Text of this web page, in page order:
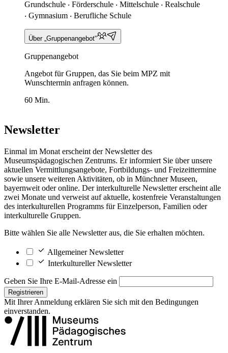
Grundschule ‧ Förderschule ‧ Mittelschule ‧ Realschule
‧ Gymnasium ‧ Berufliche Schule
Über „Gruppenangebot“
Gruppenangebot
Angebot für Gruppen, das Sie beim MPZ mit
Wunschtermin anfragen können.
60 Min.
Newsletter
Einmal im Monat erscheint der Newsletter des
Museumspädagogischen Zentrums. Er informiert Sie über unsere
aktuellen Vermittlungsangebote, Fortbildungs- und Freizeittermine
sowie unsere weiteren Aktivitäten, ob in Münchner Museen,
bayernweit oder online. Der interkulturelle Newsletter erscheint alle
zwei Monate und verweist auf aktuelle, kostenfreie Veranstaltungen
des interkulturellen Programms für Einzelperson, Familien oder
interkulturelle Gruppen.
Bitte wählen Sie alle Newsletter aus, die Sie erhalten möchten.
Allgemeiner Newsletter
Interkultureller Newsletter
Geben Sie Ihre E-Mail-Adresse ein
Registrieren
Mit Ihrer Anmeldung erklären Sie sich mit den Bedingungen
einverstanden.